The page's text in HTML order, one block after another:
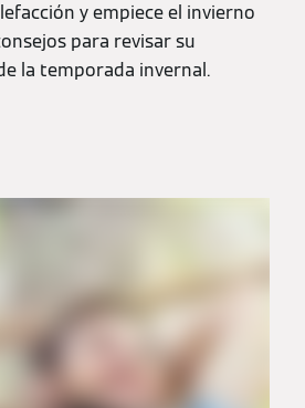
y empiece el invierno
para revisar su
la temporada invernal.